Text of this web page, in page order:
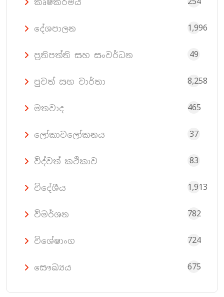
කෘෂිකර්මය
දේශපාලන 1,996
ප්‍රතිපත්ති සහ සංවර්ධන 49
පුවත් සහ වාර්තා 8,258
මතවාද 465
ලෝකාවලෝකනය 37
විද්වත් කථිකාව 83
විදේශීය 1,913
විමර්ශන 782
විශේෂාංග 724
සෞඛ්‍යය 675